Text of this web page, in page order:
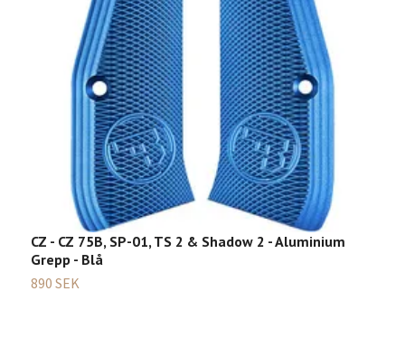
CZ - CZ 75B, SP-01, TS 2 & Shadow 2 - Aluminium
Grepp - Blå
890 SEK